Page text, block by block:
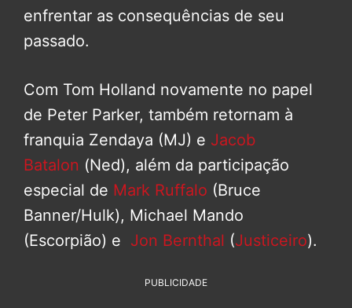
enfrentar as consequências de seu
passado.
Com Tom Holland novamente no papel
de Peter Parker, também retornam à
franquia Zendaya (MJ) e Jacob
Batalon (Ned), além da participação
especial de Mark Ruffalo (Bruce
Banner/Hulk), Michael Mando
(Escorpião) e Jon Bernthal (Justiceiro).
PUBLICIDADE